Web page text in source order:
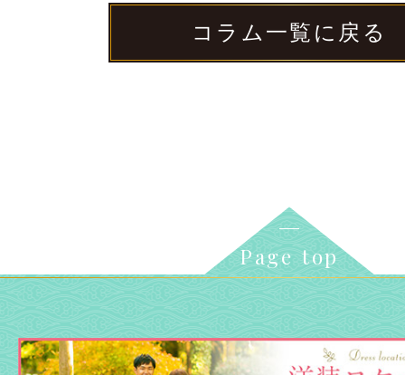
コラム一覧に戻る
Page top